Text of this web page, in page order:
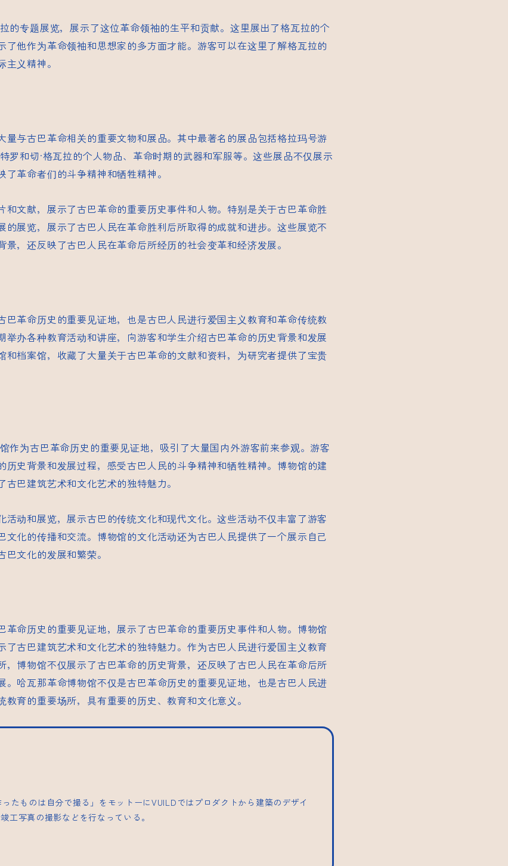
的专题展览，展示了这位革命领袖的生平和贡献。这里展出了格瓦拉的个
了他作为革命领袖和思想家的多方面才能。游客可以在这里了解格瓦拉的
义精神。
量与古巴革命相关的重要文物和展品。其中最著名的展品包括格拉玛号游
罗和切·格瓦拉的个人物品、革命时期的武器和军服等。这些展品不仅展示
革命者们的斗争精神和牺牲精神。
和文献，展示了古巴革命的重要历史事件和人物。特别是关于古巴革命胜
的展览，展示了古巴人民在革命胜利后所取得的成就和进步。这些展览不
，还反映了古巴人民在革命后所经历的社会变革和经济发展。
巴革命历史的重要见证地，也是古巴人民进行爱国主义教育和革命传统教
举办各种教育活动和讲座，向游客和学生介绍古巴革命的历史背景和发展
和档案馆，收藏了大量关于古巴革命的文献和资料，为研究者提供了宝贵
作为古巴革命历史的重要见证地，吸引了大量国内外游客前来参观。游客
历史背景和发展过程，感受古巴人民的斗争精神和牺牲精神。博物馆的建
巴建筑艺术和文化艺术的独特魅力。
活动和展览，展示古巴的传统文化和现代文化。这些活动不仅丰富了游客
文化的传播和交流。博物馆的文化活动还为古巴人民提供了一个展示自己
文化的发展和繁荣。
革命历史的重要见证地，展示了古巴革命的重要历史事件和人物。博物馆
了古巴建筑艺术和文化艺术的独特魅力。作为古巴人民进行爱国主义教育
，博物馆不仅展示了古巴革命的历史背景，还反映了古巴人民在革命后所
。哈瓦那革命博物馆不仅是古巴革命历史的重要见证地，也是古巴人民进
育的重要场所，具有重要的历史、教育和文化意义。
たものは自分で撮る」をモットーにVUILDではプロダクトから建築のデザイ
工写真の撮影などを行なっている。